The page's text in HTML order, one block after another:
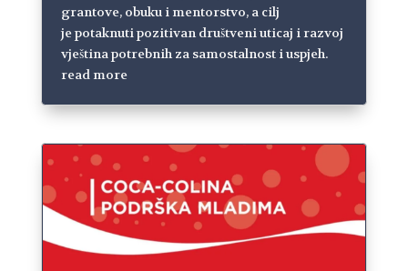
grantove, obuku i mentorstvo, a cilj
je potaknuti pozitivan društveni uticaj i razvoj
vještina potrebnih za samostalnost i uspjeh.
read more